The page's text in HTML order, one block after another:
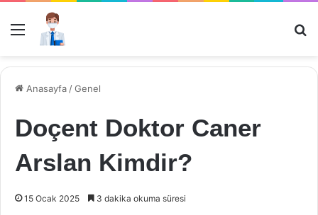
Menü
Anasayfa /Genel
Doçent Doktor Caner
Arslan Kimdir?
15 Ocak 2025 3 dakika okuma süresi